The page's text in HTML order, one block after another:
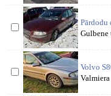
Pārdodu
Gulbene
Volvo